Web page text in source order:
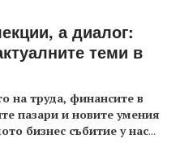
а диалог:
теми в
на труда, финансите в
пазари и новите умения
бизнес събитие у нас...